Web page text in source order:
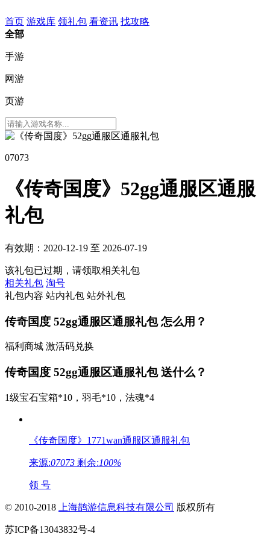
首页 游戏库 领礼包 看资讯 找攻略
全部
手游
网游
页游
07073
《传奇国度》 52gg通服区通服
礼包
有效期：2020-12-19 至 2026-07-19
该礼包已过期，请领取相关礼包
相关礼包 淘号
礼包内容 站内礼包 站外礼包
传奇国度 52gg通服区通服礼包怎么用？
福利商城 激活码兑换
传奇国度 52gg通服区通服礼包送什么？
1级宝石宝箱*10，羽毛*10，法魂*4
《传奇国度》1771wan通服区通服礼包
来源:07073 剩余:100%
领 号
© 2010-2018 上海鹊游信息科技有限公司 版权所有
苏ICP备13043832号-4